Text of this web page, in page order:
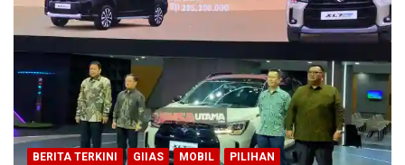
BERITA TERKINI GIIAS MOBIL PILIHAN